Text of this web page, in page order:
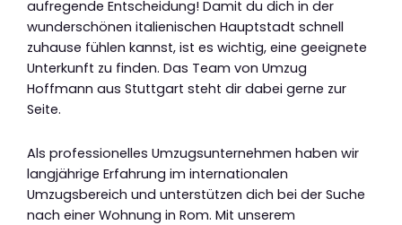
aufregende Entscheidung! Damit du dich in der
wunderschönen italienischen Hauptstadt schnell
zuhause fühlen kannst, ist es wichtig, eine geeignete
Unterkunft zu finden. Das Team von Umzug
Hoffmann aus Stuttgart steht dir dabei gerne zur
Seite.
Als professionelles Umzugsunternehmen haben wir
langjährige Erfahrung im internationalen
Umzugsbereich und unterstützen dich bei der Suche
nach einer Wohnung in Rom. Mit unserem